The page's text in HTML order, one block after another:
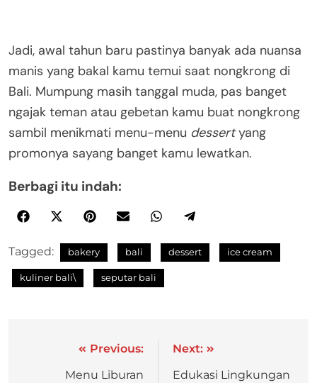
Jadi, awal tahun baru pastinya banyak ada nuansa
manis yang bakal kamu temui saat nongkrong di
Bali. Mumpung masih tanggal muda, pas banget
ngajak teman atau gebetan kamu buat nongkrong
sambil menikmati menu-menu dessertyang
promonya sayang banget kamu lewatkan.
Berbagi itu indah:
Tagged: bakery bali dessert ice cream
kuliner bali\ seputar bali
Previous:
Menu Liburan
Next:
Edukasi Lingkungan